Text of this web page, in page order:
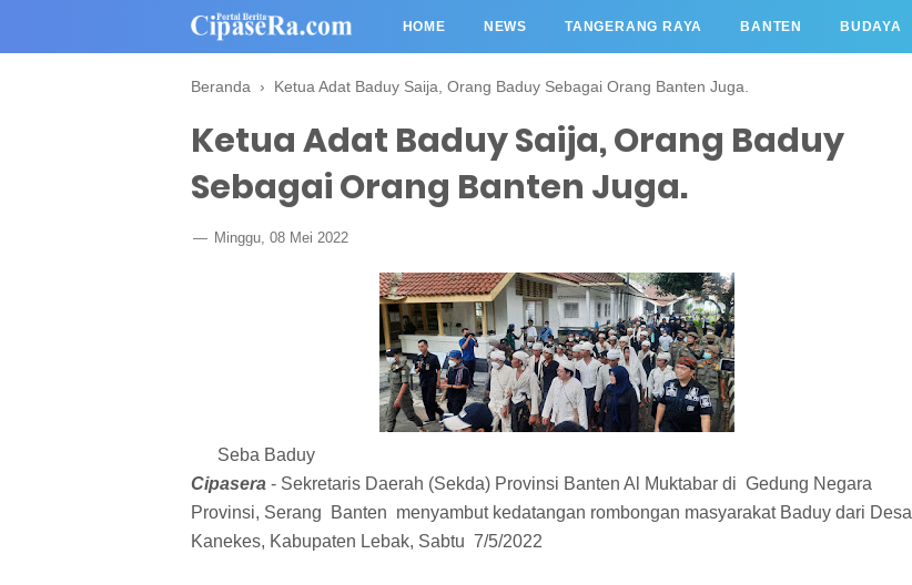
HOME NEWS TANGERANG RAYA BANTEN BUDAYA
Beranda › Ketua Adat Baduy Saija, Orang Baduy Sebagai Orang Banten Juga.
Ketua Adat Baduy Saija, Orang Baduy
Sebagai Orang Banten Juga.
Minggu, 08 Mei 2022
Seba Baduy
Cipasera - Sekretaris Daerah (Sekda) Provinsi Banten Al Muktabar di Gedung Negara
Provinsi, Serang Banten menyambut kedatangan rombongan masyarakat Baduy dari Desa
Kanekes, Kabupaten Lebak, Sabtu 7/5/2022